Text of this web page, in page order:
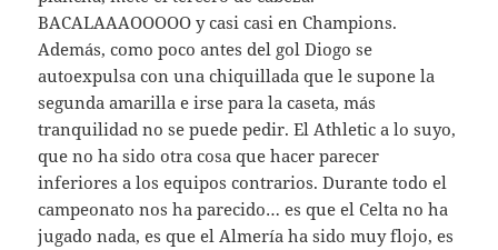
BACALAAAOOOOO y casi casi en Champions.
Además, como poco antes del gol Diogo se
autoexpulsa con una chiquillada que le supone la
segunda amarilla e irse para la caseta, más
tranquilidad no se puede pedir. El Athletic a lo suyo,
que no ha sido otra cosa que hacer parecer
inferiores a los equipos contrarios. Durante todo el
campeonato nos ha parecido… es que el Celta no ha
jugado nada, es que el Almería ha sido muy flojo, es